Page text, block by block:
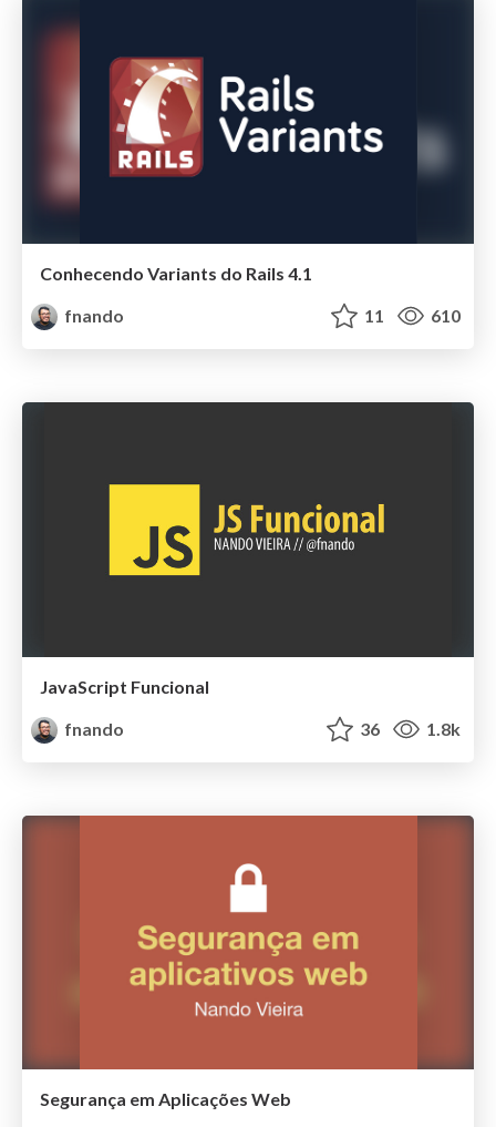
Conhecendo Variants do Rails 4.1
fnando
11 610
JavaScript Funcional
fnando
36 1.8k
Segurança em Aplicações Web